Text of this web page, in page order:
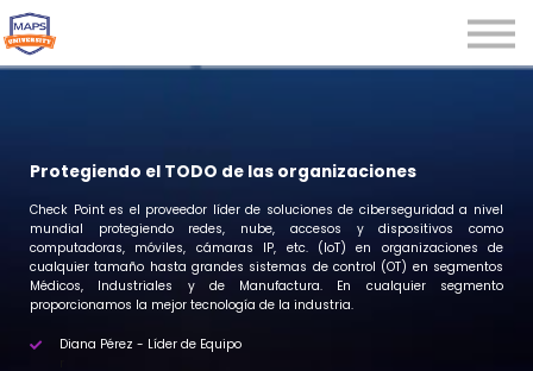
Seminarios
Iniciar sesión
Registrarse
Protegiendo el TODO de las organizaciones
Check Point es el proveedor líder de soluciones de ciberseguridad a nivel
mundial protegiendo redes, nube, accesos y dispositivos como
computadoras, móviles, cámaras IP, etc. (IoT) en organizaciones de
cualquier tamaño hasta grandes sistemas de control (OT) en segmentos
Médicos, Industriales y de Manufactura. En cualquier segmento
proporcionamos la mejor tecnología de la industria.
Diana Pérez - Líder de Equipo